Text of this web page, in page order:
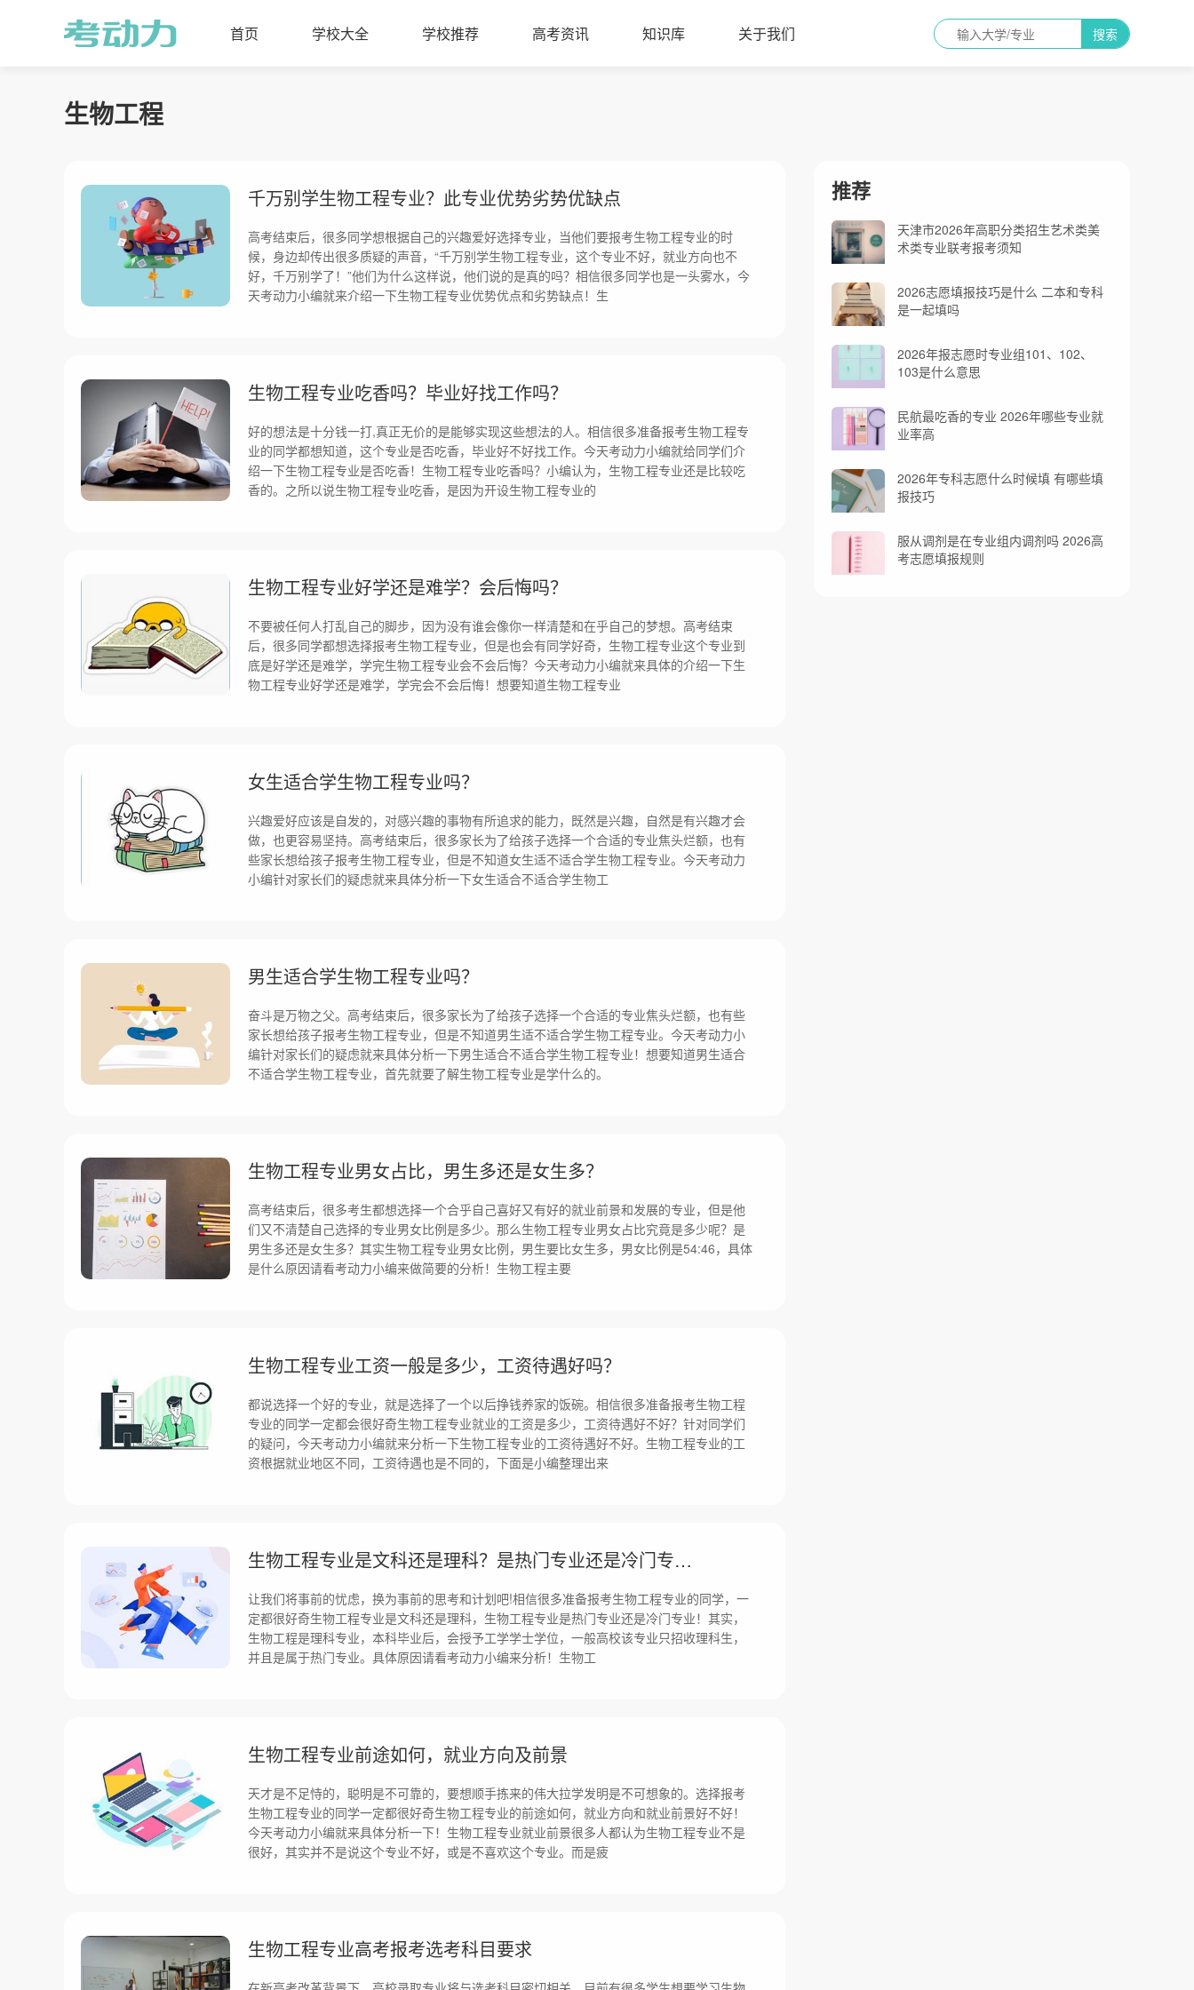
首页 学校大全 学校推荐 高考资讯 知识库 关于我们 搜索
生物工程
千万别学生物工程专业？此专业优势劣势优缺点
高考结束后，很多同学想根据自己的兴趣爱好选择专业，当他们要报考生物工程专业的时
候，身边却传出很多质疑的声音，“千万别学生物工程专业，这个专业不好，就业方向也不
好，千万别学了！”他们为什么这样说，他们说的是真的吗？相信很多同学也是一头雾水，今
天考动力小编就来介绍一下生物工程专业优势优点和劣势缺点！生
生物工程专业吃香吗？毕业好找工作吗？
好的想法是十分钱一打,真正无价的是能够实现这些想法的人。相信很多准备报考生物工程专
业的同学都想知道，这个专业是否吃香，毕业好不好找工作。今天考动力小编就给同学们介
绍一下生物工程专业是否吃香！生物工程专业吃香吗？小编认为，生物工程专业还是比较吃
香的。之所以说生物工程专业吃香，是因为开设生物工程专业的
生物工程专业好学还是难学？会后悔吗？
不要被任何人打乱自己的脚步，因为没有谁会像你一样清楚和在乎自己的梦想。高考结束
后，很多同学都想选择报考生物工程专业，但是也会有同学好奇，生物工程专业这个专业到
底是好学还是难学，学完生物工程专业会不会后悔？今天考动力小编就来具体的介绍一下生
物工程专业好学还是难学，学完会不会后悔！想要知道生物工程专业
女生适合学生物工程专业吗？
兴趣爱好应该是自发的，对感兴趣的事物有所追求的能力，既然是兴趣，自然是有兴趣才会
做，也更容易坚持。高考结束后，很多家长为了给孩子选择一个合适的专业焦头烂额，也有
些家长想给孩子报考生物工程专业，但是不知道女生适不适合学生物工程专业。今天考动力
小编针对家长们的疑虑就来具体分析一下女生适合不适合学生物工
男生适合学生物工程专业吗？
奋斗是万物之父。高考结束后，很多家长为了给孩子选择一个合适的专业焦头烂额，也有些
家长想给孩子报考生物工程专业，但是不知道男生适不适合学生物工程专业。今天考动力小
编针对家长们的疑虑就来具体分析一下男生适合不适合学生物工程专业！想要知道男生适合
不适合学生物工程专业，首先就要了解生物工程专业是学什么的。
生物工程专业男女占比，男生多还是女生多？
高考结束后，很多考生都想选择一个合乎自己喜好又有好的就业前景和发展的专业，但是他
们又不清楚自己选择的专业男女比例是多少。那么生物工程专业男女占比究竟是多少呢？是
男生多还是女生多？其实生物工程专业男女比例，男生要比女生多，男女比例是54:46，具体
是什么原因请看考动力小编来做简要的分析！生物工程主要
生物工程专业工资一般是多少，工资待遇好吗？
都说选择一个好的专业，就是选择了一个以后挣钱养家的饭碗。相信很多准备报考生物工程
专业的同学一定都会很好奇生物工程专业就业的工资是多少，工资待遇好不好？针对同学们
的疑问，今天考动力小编就来分析一下生物工程专业的工资待遇好不好。生物工程专业的工
资根据就业地区不同，工资待遇也是不同的，下面是小编整理出来
生物工程专业是文科还是理科？是热门专业还是冷门专业？
让我们将事前的忧虑，换为事前的思考和计划吧!相信很多准备报考生物工程专业的同学，一
定都很好奇生物工程专业是文科还是理科，生物工程专业是热门专业还是冷门专业！其实，
生物工程是理科专业，本科毕业后，会授予工学学士学位，一般高校该专业只招收理科生，
并且是属于热门专业。具体原因请看考动力小编来分析！生物工
生物工程专业前途如何，就业方向及前景
天才是不足恃的，聪明是不可靠的，要想顺手拣来的伟大拉学发明是不可想象的。选择报考
生物工程专业的同学一定都很好奇生物工程专业的前途如何，就业方向和就业前景好不好！
今天考动力小编就来具体分析一下！生物工程专业就业前景很多人都认为生物工程专业不是
很好，其实并不是说这个专业不好，或是不喜欢这个专业。而是疲
生物工程专业高考报考选考科目要求
推荐
天津市2026年高职分类招生艺术类美
术类专业联考报考须知
2026志愿填报技巧是什么 二本和专科
是一起填吗
2026年报志愿时专业组101、102、
103是什么意思
民航最吃香的专业 2026年哪些专业就
业率高
2026年专科志愿什么时候填 有哪些填
报技巧
服从调剂是在专业组内调剂吗 2026高
考志愿填报规则